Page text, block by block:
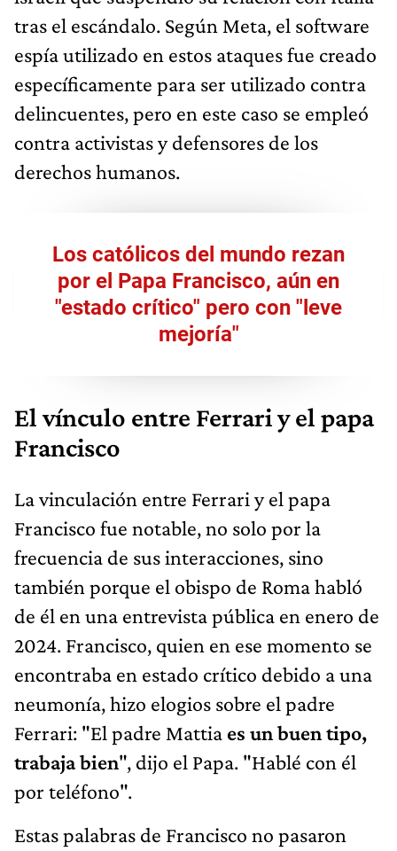
tras el escándalo. Según Meta, el software
espía utilizado en estos ataques fue creado
específicamente para ser utilizado contra
delincuentes, pero en este caso se empleó
contra activistas y defensores de los
derechos humanos.
Los católicos del mundo rezan
por el Papa Francisco, aún en
"estado crítico" pero con "leve
mejoría"
El vínculo entre Ferrari y el papa
Francisco
La vinculación entre Ferrari y el papa
Francisco fue notable, no solo por la
frecuencia de sus interacciones, sino
también porque el obispo de Roma habló
de él en una entrevista pública en enero de
2024. Francisco, quien en ese momento se
encontraba en estado crítico debido a una
neumonía, hizo elogios sobre el padre
Ferrari: "El padre Mattia es un buen tipo,
trabaja bien", dijo el Papa. "Hablé con él
por teléfono".
Estas palabras de Francisco no pasaron